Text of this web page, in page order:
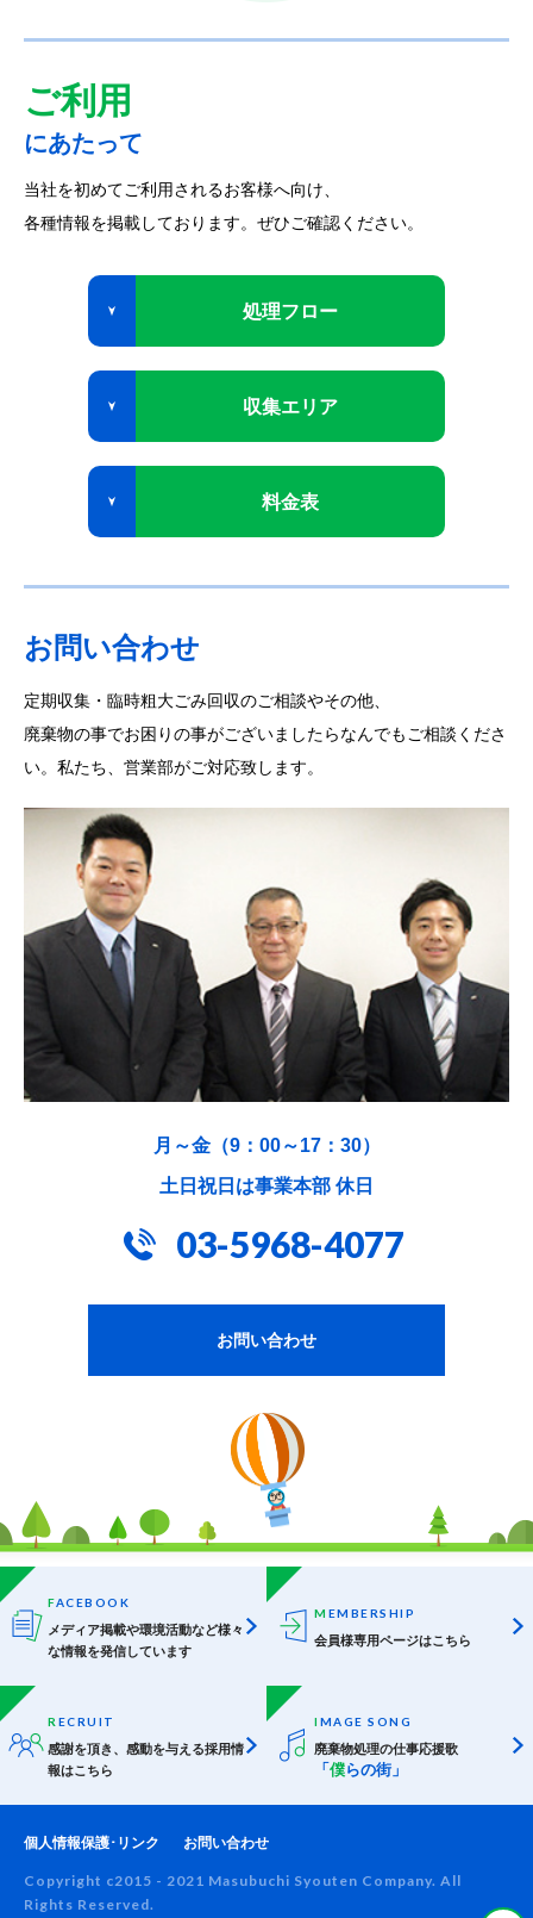
ご利用
にあたって
当社を初めてご利用されるお客様へ向け、
各種情報を掲載しております。ぜひご確認ください。
処理フロー
収集エリア
料金表
お問い合わせ
定期収集・臨時粗大ごみ回収のご相談やその他、
廃棄物の事でお困りの事がございましたらなんでもご相談くださ
い。私たち、営業部がご対応致します。
月～金（9：00～17：30）
土日祝日は事業本部 休日
03-5968-4077
お問い合わせ
FACEBOOK
メディア掲載や環境活動など様々
な情報を発信しています
M EMBERSHIP
会員様専用ページはこちら
R ECRUIT
感謝を頂き、感動を与える採用情
報はこちら
I MAGE SONG
廃棄物処理の仕事応援歌
「 僕らの街」
個人情報保護･リンク お問い合わせ
Copyright c2015 - 2021 Masubuchi Syouten Company. All
Rights Reserved.